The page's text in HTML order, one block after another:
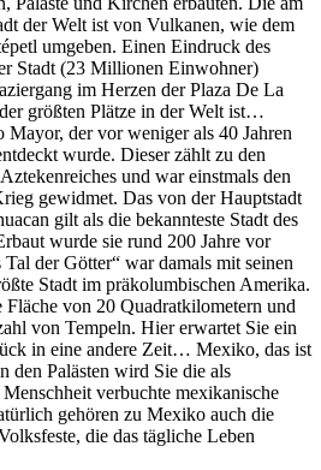
der Welt ist von Vulkanen, wie dem
umgeben. Einen Eindruck des
Stadt (23 Millionen Einwohner)
im Herzen der Plaza De La
größten Plätze in der Welt ist…
der vor weniger als 40 Jahren
wurde. Dieser zählt zu den
und war einstmals den
gewidmet. Das von der Hauptstadt
gilt als die bekannteste Stadt des
wurde sie rund 200 Jahre vor
der Götter“ war damals mit seinen
Stadt im präkolumbischen Amerika.
Fläche von 20 Quadratkilometern und
von Tempeln. Hier erwartet Sie ein
in eine andere Zeit… Mexiko, das ist
den Palästen wird Sie die als
verbuchte mexikanische
gehören zu Mexiko auch die
die das tägliche Leben